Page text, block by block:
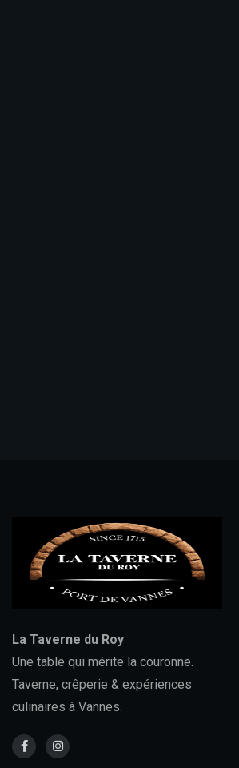
La Taverne du Roy
Une table qui mérite la couronne.
Taverne, crêperie & expériences
culinaires à Vannes.